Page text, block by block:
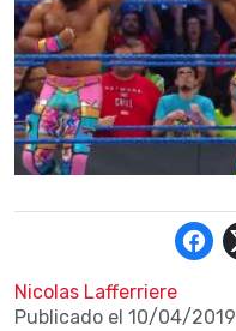
Nicolas Lafferriere
Publicado el 10/04/2019